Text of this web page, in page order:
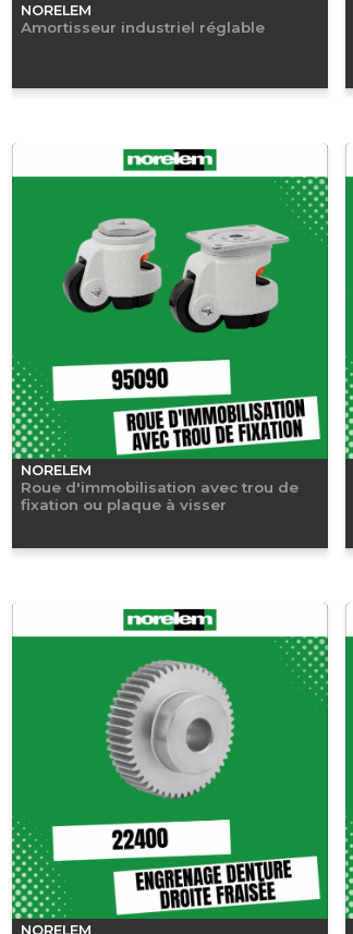
NORELEM
Amortisseur industriel réglable
NORELEM
Roue d'immobilisation avec trou de
fixation ou plaque à visser
NORELEM